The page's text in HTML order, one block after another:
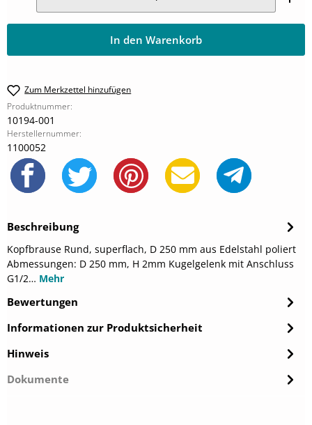
In den Warenkorb
Zum Merkzettel hinzufügen
Produktnummer:
10194-001
Herstellernummer:
1100052
Beschreibung
Kopfbrause Rund, superflach, D 250 mm aus Edelstahl poliert
Abmessungen: D 250 mm, H 2mm Kugelgelenk mit Anschluss
G1/2… Mehr
Bewertungen
Informationen zur Produktsicherheit
Hinweis
Dokumente